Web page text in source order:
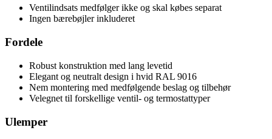
Ventilindsats medfølger ikke og skal købes separat
Ingen bærebøjler inkluderet
Fordele
Robust konstruktion med lang levetid
Elegant og neutralt design i hvid RAL 9016
Nem montering med medfølgende beslag og tilbehør
Velegnet til forskellige ventil- og termostattyper
Ulemper